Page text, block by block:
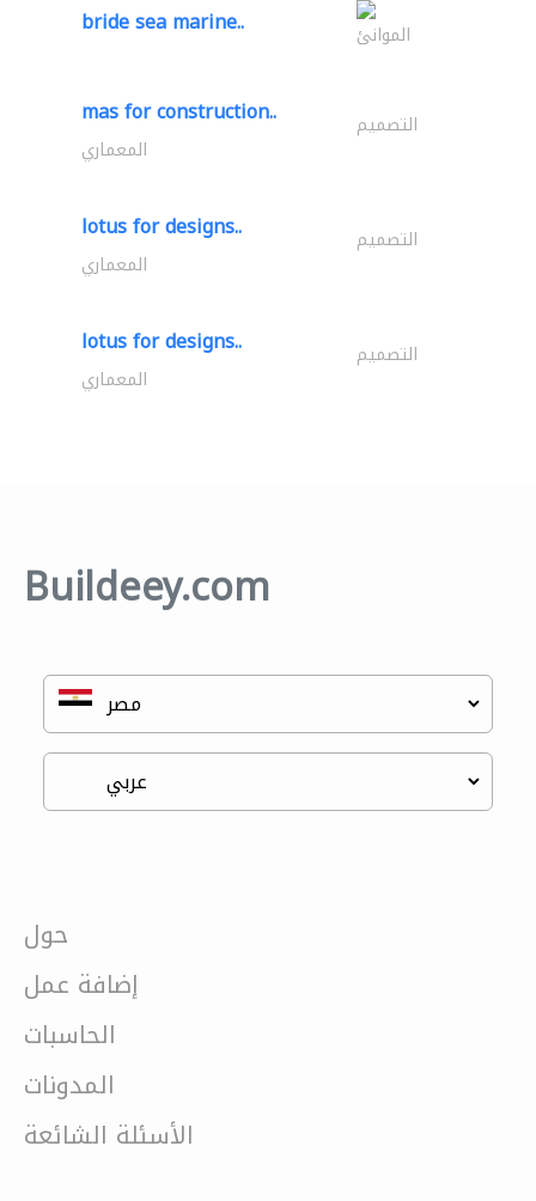
bride sea marine.. الموانئ
mas for construction.. التصميم
المعماري
lotus for designs.. التصميم
المعماري
lotus for designs.. التصميم
المعماري
Buildeey.com
حول
إضافة عمل
الحاسبات
المدونات
الأسئلة الشائعة